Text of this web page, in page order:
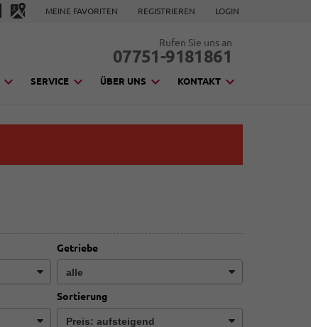
MEINE FAVORITEN REGISTRIEREN LOGIN
Rufen Sie uns an
07751-9181861
SERVICE ÜBER UNS KONTAKT
Getriebe
Sortierung